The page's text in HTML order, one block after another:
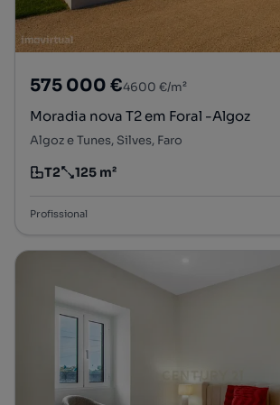
575 000 €4600 €/m²
Moradia nova T2 em Foral -Algoz
Algoz e Tunes, Silves, Faro
Tipologia
T2
Preço por metro quadrado
125 m²
Profissional